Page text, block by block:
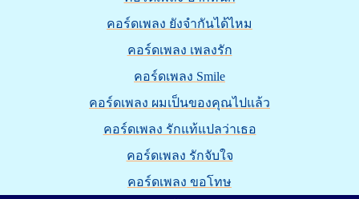
คอร์ดเพลง ยังจำกันได้ไหม
คอร์ดเพลง เพลงรัก
คอร์ดเพลง Smile
คอร์ดเพลง ผมเป็นของคุณไปแล้ว
คอร์ดเพลง รักแท้แปลว่าเธอ
คอร์ดเพลง รักจับใจ
คอร์ดเพลง ขอโทษ